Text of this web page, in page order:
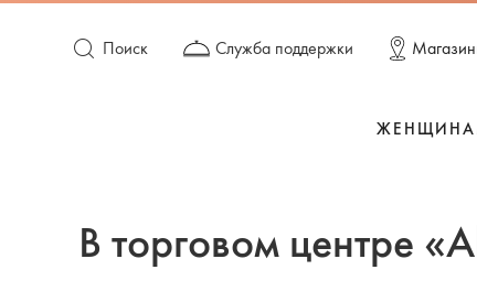
Поиск Служба поддержки
В торговом центре